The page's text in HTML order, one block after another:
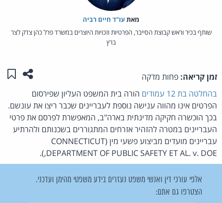
מאת‏עו"ד חיים רביה
שותף בכיר וראש קבוצת הסייבר, הפרטיות וזכויות היוצרים במשרד פרל כהן צדק לצר
ברץ
זמן קריאה: פחות מדקה שתפו
בהחלטה בת 12 עמודים
הורה בית המשפט העליון שפירסום
הפרטים אינו מהווה ענישה נוספת לעבריינים שכבר ריצו את עונשם.
בכך הוכשרה חקיקה מדינתית בארה"ב, המאפשרת לפרסם את פרטי
העבריינים במטרה להזהיר אזרחים המתגוררים בשכנותם ולהרתיע
עבריינים מועדים מביצוע פשעי מין (CONNECTICUT
DEPARTMENT OF PUBLIC SAFETY ET AL. v. DOE,).
אלפי עורכי דין ואנשי משפט נעזרים בידע משפטי מהימן ועדכני.
הצטרפו גם אתם: